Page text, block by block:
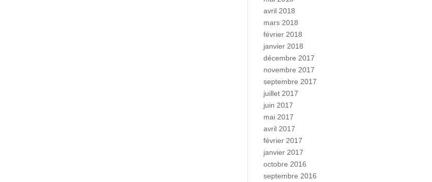
avril 2018
mars 2018
février 2018
janvier 2018
décembre 2017
novembre 2017
septembre 2017
juillet 2017
juin 2017
mai 2017
avril 2017
février 2017
janvier 2017
octobre 2016
septembre 2016